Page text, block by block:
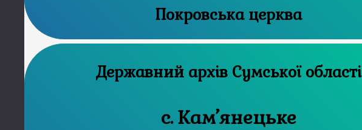
Покровська церква
Державний архів Сумської області
с. Кам’янецьке